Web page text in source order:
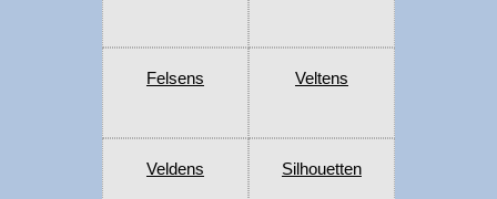
Felsens Veltens
Veldens Silhouetten